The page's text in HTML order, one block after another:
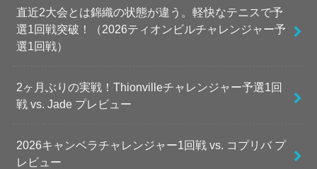
直近2大会とは錦織の状態が違う。軽快なテニスで予
選1回戦突破！（2026ティオンビルチャレンジャー予
選1回戦）
2ヶ月ぶりの実戦！Thionvilleチャレンジャー予選1回
戦 vs. Jade プレビュー
2026キャンベラチャレンジャー1回戦 vs. コプリバ プ
レビュー